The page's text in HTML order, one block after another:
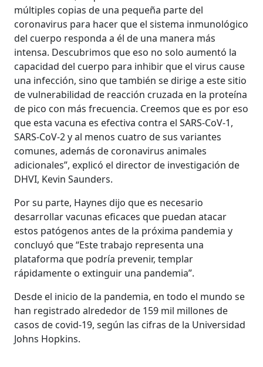
múltiples copias de una pequeña parte del
coronavirus para hacer que el sistema inmunológico
del cuerpo responda a él de una manera más
intensa. Descubrimos que eso no solo aumentó la
capacidad del cuerpo para inhibir que el virus cause
una infección, sino que también se dirige a este sitio
de vulnerabilidad de reacción cruzada en la proteína
de pico con más frecuencia. Creemos que es por eso
que esta vacuna es efectiva contra el SARS-CoV-1,
SARS-CoV-2 y al menos cuatro de sus variantes
comunes, además de coronavirus animales
adicionales”, explicó el director de investigación de
DHVI, Kevin Saunders.
Por su parte, Haynes dijo que es necesario
desarrollar vacunas eficaces que puedan atacar
estos patógenos antes de la próxima pandemia y
concluyó que “Este trabajo representa una
plataforma que podría prevenir, templar
rápidamente o extinguir una pandemia”.
Desde el inicio de la pandemia, en todo el mundo se
han registrado alrededor de 159 mil millones de
casos de covid-19, según las cifras de la Universidad
Johns Hopkins.